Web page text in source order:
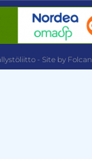
- Site by Folcan